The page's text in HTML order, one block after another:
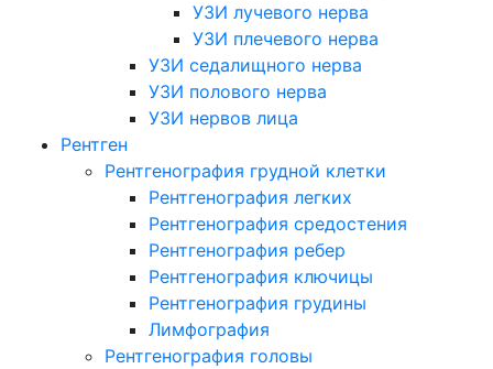
УЗИ лучевого нерва
УЗИ плечевого нерва
УЗИ седалищного нерва
УЗИ полового нерва
УЗИ нервов лица
Рентген
Рентгенография грудной клетки
Рентгенография легких
Рентгенография средостения
Рентгенография ребер
Рентгенография ключицы
Рентгенография грудины
Лимфография
Рентгенография головы